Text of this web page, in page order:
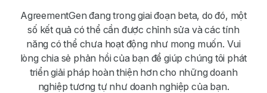
AgreementGen đang trong giai đoạn beta, do đó, một
số kết quả có thể cần được chỉnh sửa và các tính
năng có thể chưa hoạt động như mong muốn. Vui
lòng chia sẻ phản hồi của bạn để giúp chúng tôi phát
triển giải pháp hoàn thiện hơn cho những doanh
nghiệp tương tự như doanh nghiệp của bạn.